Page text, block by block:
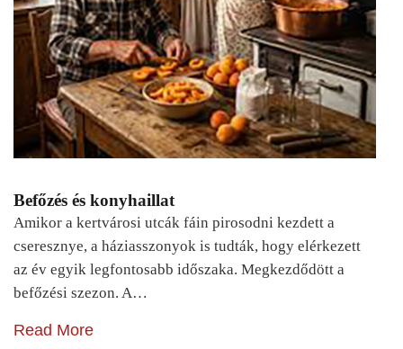
Befőzés és konyhaillat
Amikor a kertvárosi utcák fáin pirosodni kezdett a
cseresznye, a háziasszonyok is tudták, hogy elérkezett
az év egyik legfontosabb időszaka. Megkezdődött a
befőzési szezon. A…
Read More